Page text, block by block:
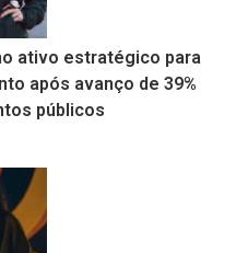
ativo estratégico para
após avanço de 39%
públicos